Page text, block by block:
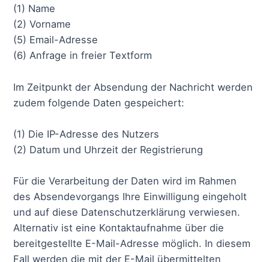
(1) Name
(2) Vorname
(5) Email-Adresse
(6) Anfrage in freier Textform
Im Zeitpunkt der Absendung der Nachricht werden
zudem folgende Daten gespeichert:
(1) Die IP-Adresse des Nutzers
(2) Datum und Uhrzeit der Registrierung
Für die Verarbeitung der Daten wird im Rahmen
des Absendevorgangs Ihre Einwilligung eingeholt
und auf diese Datenschutzerklärung verwiesen.
Alternativ ist eine Kontaktaufnahme über die
bereitgestellte E-Mail-Adresse möglich. In diesem
Fall werden die mit der E-Mail übermittelten